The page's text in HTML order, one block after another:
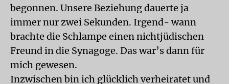
begonnen. Unsere Beziehung dauerte ja
immer nur zwei Sekunden. Irgend- wann
brachte die Schlampe einen nichtjüdischen
Freund in die Synagoge. Das war’s dann für
mich gewesen.
Inzwischen bin ich glücklich verheiratet und